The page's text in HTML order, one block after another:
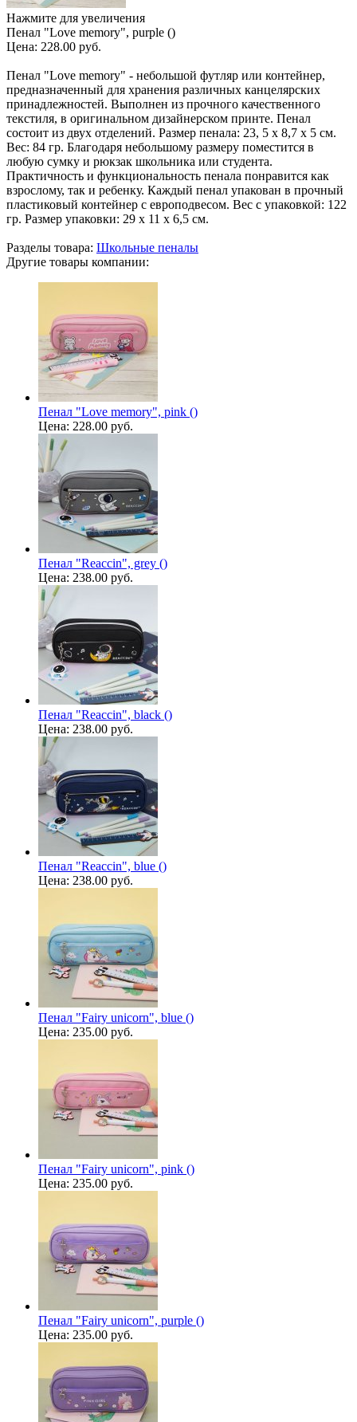
Нажмите для увеличения
Пенал "Love memory", purple ()
Цена: 228.00 руб.
Пенал "Love memory" - небольшой футляр или контейнер,
предназначенный для хранения различных канцелярских
принадлежностей. Выполнен из прочного качественного
текстиля, в оригинальном дизайнерском принте. Пенал
состоит из двух отделений. Размер пенала: 23, 5 х 8,7 х 5 см.
Вес: 84 гр. Благодаря небольшому размеру поместится в
любую сумку и рюкзак школьника или студента.
Практичность и функциональность пенала понравится как
взрослому, так и ребенку. Каждый пенал упакован в прочный
пластиковый контейнер с европодвесом. Вес с упаковкой: 122
гр. Размер упаковки: 29 х 11 х 6,5 см.
Разделы товара: Школьные пеналы
Другие товары компании:
Пенал "Love memory", pink ()
Цена: 228.00 руб.
Пенал "Reaccin", grey ()
Цена: 238.00 руб.
Пенал "Reaccin", black ()
Цена: 238.00 руб.
Пенал "Reaccin", blue ()
Цена: 238.00 руб.
Пенал "Fairy unicorn", blue ()
Цена: 235.00 руб.
Пенал "Fairy unicorn", pink ()
Цена: 235.00 руб.
Пенал "Fairy unicorn", purple ()
Цена: 235.00 руб.